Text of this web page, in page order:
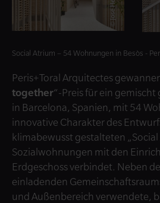
© José Hevia
Social Atrium – 54 Wohnungen in Besòs -
Peris+Toral Arquitectes
together“-Preis für ein
in Barcelona, Spanien, mit 54
innovative Charakter des
klimabewusst gestalteten
Sozialwohnungen mit den
Erdgeschoss verbindet. Neben
einladenden
und Außenbereich verwendete,